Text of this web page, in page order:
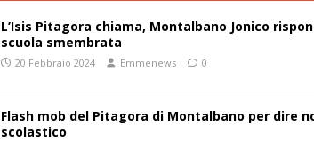
L’Isis Pitagora chiama, Montalbano Jonico
scuola smembrata
20 Febbraio 2024 Emmenews 0
Flash mob del Pitagora di Montalbano per dire
scolastico